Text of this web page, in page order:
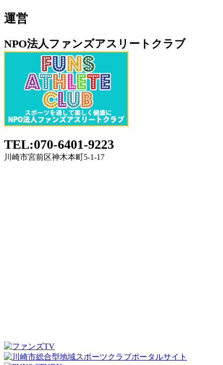
運営
NPO法人ファンズアスリートクラブ
TEL:070-6401-9223
川崎市宮前区神木本町5-1-17